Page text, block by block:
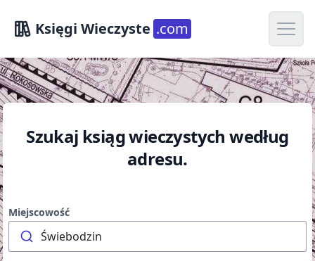
Księgi Wieczyste .com Open
Szukaj ksiąg wieczystych według
adresu.
Miejscowość
Świebodzin